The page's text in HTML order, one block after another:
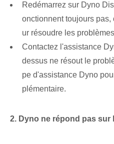
Redémarrez⁣ sur ‍Dyno
onctionnent toujours
ur résoudre les
Contactez l'assistance
dessus ne résout le
pe d'assistance Dyno
plémentaire.
2. Dyno ‌ne répond pas ‍sur⁣